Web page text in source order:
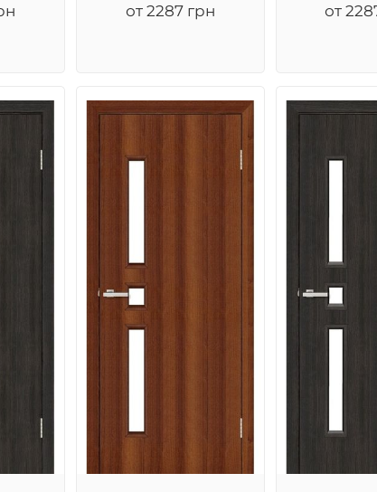
от 2287 грн от